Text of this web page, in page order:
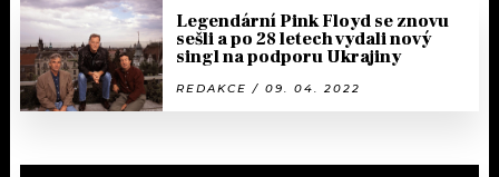
Legendární Pink Floyd se znovu
sešli a po 28 letech vydali nový
singl na podporu Ukrajiny
REDAKCE / 09. 04. 2022